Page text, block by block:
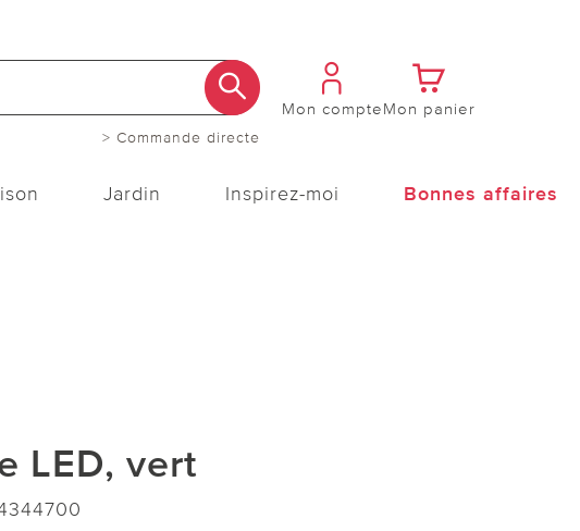
> Commande directe
Mon compteMon panier
Jardin Inspirez-moi Bonnes affaires
LED, vert